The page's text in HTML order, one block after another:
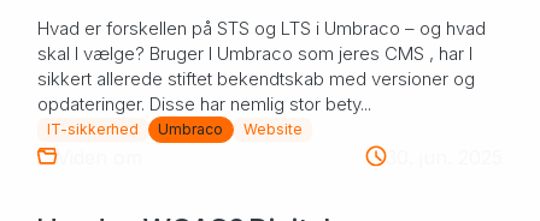
Hvad er forskellen på STS og LTS i Umbraco – og hvad
skal I vælge? Bruger I Umbraco som jeres CMS , har I
sikkert allerede stiftet bekendtskab med versioner og
opdateringer. Disse har nemlig stor bety...
IT-sikkerhed Umbraco Website
Viden om 30. jun. 2025